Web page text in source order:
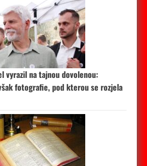
vyrazil na tajnou dovolenou:
fotografie, pod kterou se rozjela